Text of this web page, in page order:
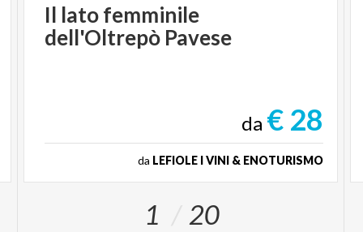
Il latofemminile
dell'Oltrepò Pavese
da € 28
da LEFIOLE I VINI & ENOTURISMO
1 20